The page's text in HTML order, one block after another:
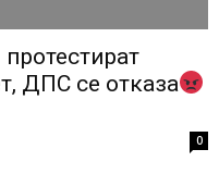
ДПС се отказа
0